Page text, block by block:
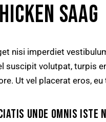
SAAG
nisi imperdiet
suscipit volutpat, turpis
Ut vel placerat eros,
UNDE OMNIS ISTE